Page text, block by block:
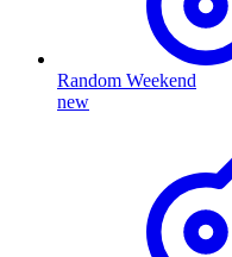
Random Weekend
new